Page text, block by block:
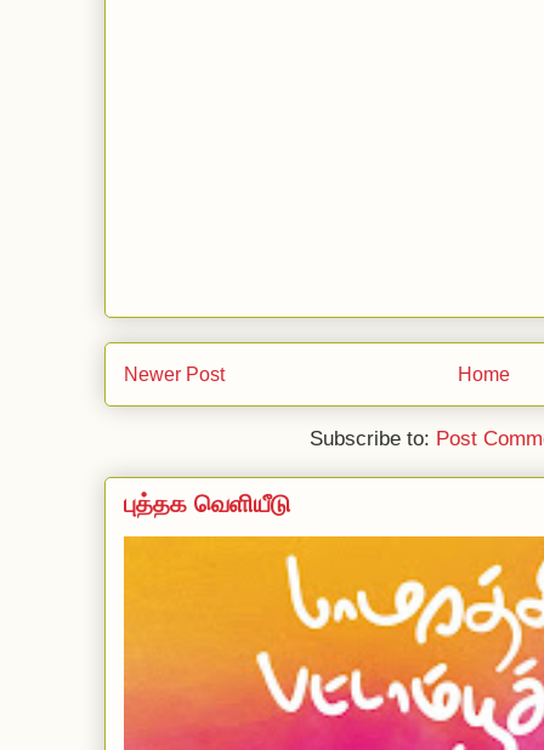
Newer Post Home
Subscribe to: Post
புத்தக வெளியீடு